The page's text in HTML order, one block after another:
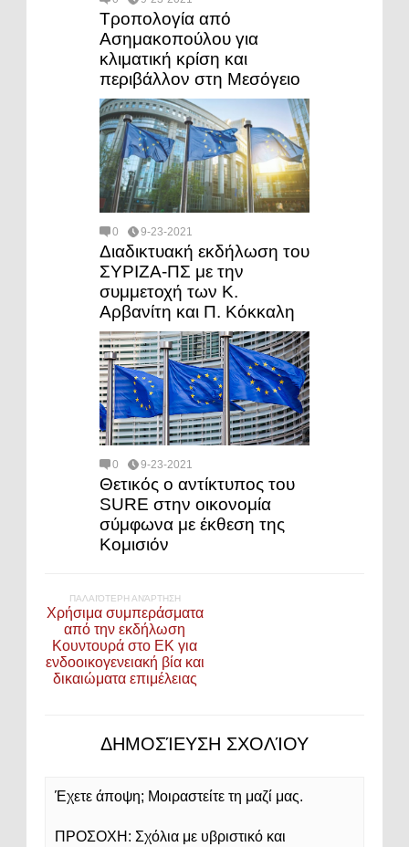
Τροπολογία από
Ασημακοπούλου για
κλιματική κρίση και
περιβάλλον στη Μεσόγειο
0 9-23-2021
Διαδικτυακή εκδήλωση του
ΣΥΡΙΖΑ-ΠΣ με την
συμμετοχή των Κ.
Αρβανίτη και Π. Κόκκαλη
0 9-23-2021
Θετικός ο αντίκτυπος του
SURE στην οικονομία
σύμφωνα με έκθεση της
Κομισιόν
ΠΑΛΑΙΌΤΕΡΗ ΑΝΆΡΤΗΣΗ
Χρήσιμα συμπεράσματα
από την εκδήλωση
Κουντουρά στο ΕΚ για
ενδοοικογενειακή βία και
δικαιώματα επιμέλειας
ΔΗΜΟΣΊΕΥΣΗ ΣΧΟΛΊΟΥ
Έχετε άποψη; Μοιραστείτε τη μαζί μας.
ΠΡΟΣΟΧΗ: Σχόλια με υβριστικό και